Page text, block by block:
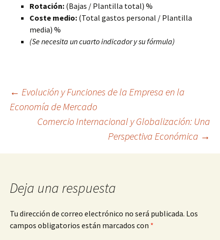
Rotación: (Bajas / Plantilla total) %
Coste medio: (Total gastos personal / Plantilla
media) %
(Se necesita un cuarto indicador y su fórmula)
Navegación
entradas
← Evolución y Funciones de la Empresa en la
Economía de Mercado
Comercio Internacional y Globalización: Una
Perspectiva Económica →
Deja una respuesta
Tu dirección de correo electrónico no será publicada. Los
campos obligatorios están marcados con *